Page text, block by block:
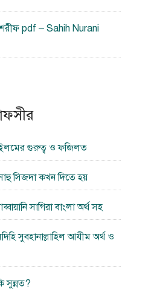
pdf – Sahih Nurani
গুরুত্ব ও ফজিলত
সিজদা কখন দিতে হয়
সাগিরা বাংলা অর্থ সহ
সুবহানাল্লাহিল আযীম অর্থ ও
সুন্নত?